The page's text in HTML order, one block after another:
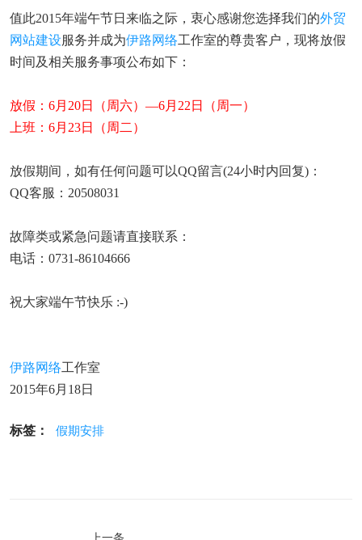
值此2015年端午节日来临之际，衷心感谢您选择我们的外贸
网站建设服务并成为伊路网络工作室的尊贵客户，现将放假
时间及相关服务事项公布如下：
放假：6月20日（周六）—6月22日（周一）
上班：6月23日（周二）
放假期间，如有任何问题可以QQ留言(24小时内回复)：
QQ客服：20508031
故障类或紧急问题请直接联系：
电话：0731-86104666
祝大家端午节快乐 :-)
伊路网络工作室
2015年6月18日
标签： 假期安排